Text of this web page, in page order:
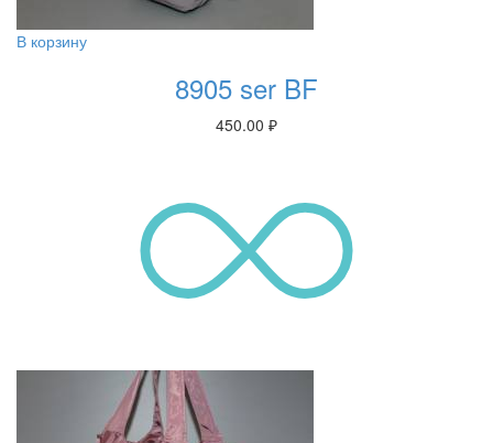
В корзину
8905 ser BF
450.00 ₽